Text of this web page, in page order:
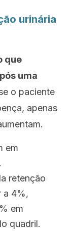
urinária
que
uma
o paciente
apenas
em
retenção
a 4%,
em
quadril.